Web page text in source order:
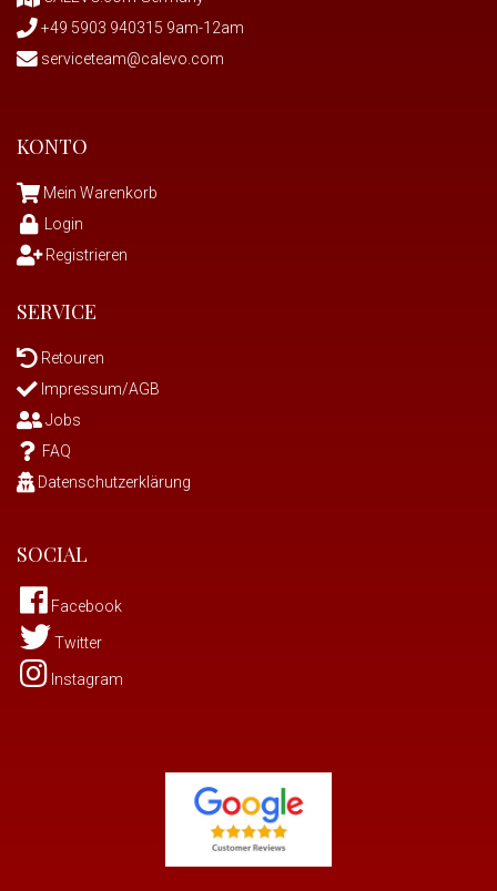
+49 5903 940315 9am-12am
serviceteam@calevo.com
KONTO
Mein Warenkorb
Login
Registrieren
SERVICE
Retouren
Impressum/AGB
Jobs
FAQ
Datenschutzerklärung
SOCIAL
Facebook
Twitter
Instagram